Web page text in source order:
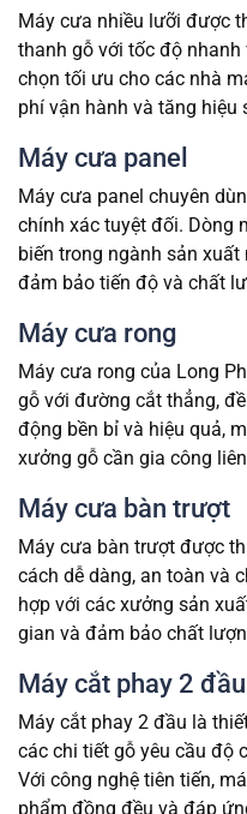
Máy cưa nhiều lưỡi được
thanh gỗ với tốc độ
chọn tối ưu cho các nhà
phí vận hành và tăng hiệu
Máy cưa panel
Máy cưa panel chuyên
chính xác tuyệt đối. Dòng
biến trong ngành sản
đảm bảo tiến độ và chất
Máy cưa rong
Máy cưa rong của Long
gỗ với đường cắt thẳng,
động bền bỉ và hiệu quả,
xưởng gỗ cần gia công
Máy cưa bàn trượt
Máy cưa bàn trượt được
cách dễ dàng, an toàn và
hợp với các xưởng sản
gian và đảm bảo chất
Máy cắt phay 2 đầu
Máy cắt phay 2 đầu là
các chi tiết gỗ yêu cầu độ
Với công nghệ tiên tiến,
phẩm đồng đều và đáp